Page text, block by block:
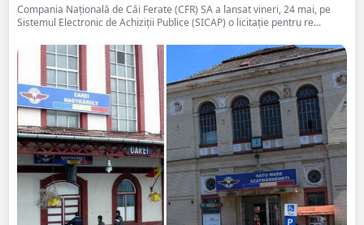
Compania Naţională de Căi Ferate (CFR) SA a lansat vineri, 24 mai, pe
Sistemul Electronic de Achiziții Publice (SICAP) o licitaţie pentru re...